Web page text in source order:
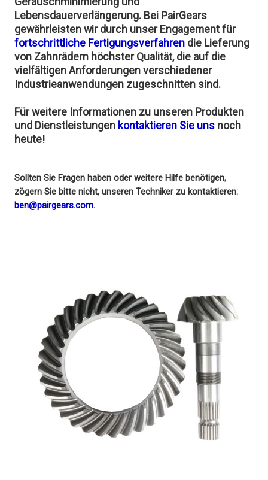
Lebensdauerverlängerung. Bei PairGears
gewährleisten wir durch unser Engagement für
fortschrittliche Fertigungsverfahren die Lieferung
von Zahnrädern höchster Qualität, die auf die
vielfältigen Anforderungen verschiedener
Industrieanwendungen zugeschnitten sind.
Für weitere Informationen zu unseren Produkten
und Dienstleistungen kontaktieren Sie uns noch
heute!
Sollten Sie Fragen haben oder weitere Hilfe benötigen,
zögern Sie bitte nicht, unseren Techniker zu kontaktieren:
ben@pairgears.com.